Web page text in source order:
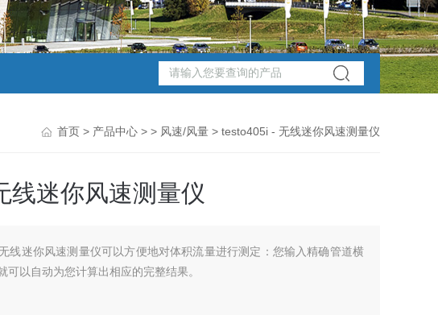
首页 > 产品中心 > > 风速/风量 > testo405i - 无线迷你风速测量仪
线迷你风速测量仪
线迷你风速测量仪可以方便地对体积流量进行测定：您输入精确管道横
可以自动为您计算出相应的完整结果。